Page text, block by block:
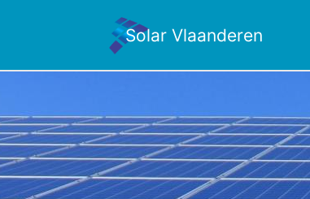
Solar Vlaanderen